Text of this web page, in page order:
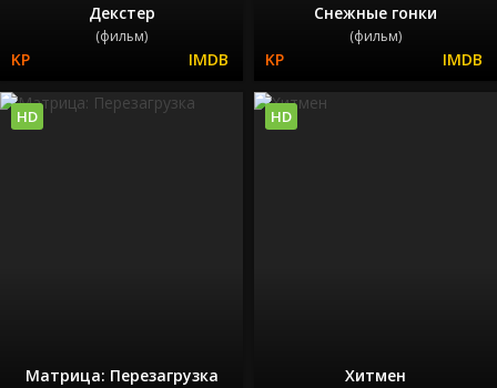
Декстер
(фильм)
Снежные гонки
(фильм)
Матрица: Перезагрузка
HD
Хитмен
HD